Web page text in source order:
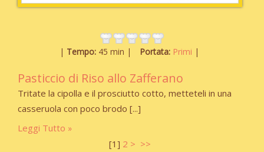
Tempo: 45 min Portata: Primi
Pasticcio di Riso allo Zafferano
Tritate la cipolla e il prosciutto cotto, metteteli in una
casseruola con poco brodo
Leggi Tutto
[1 ] 2 > >>